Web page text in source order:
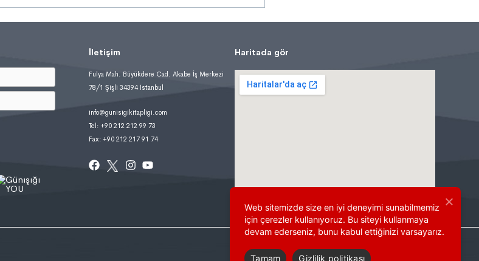
İletişim
Fulya Mah. Büyükdere Cad. Akabe İş Merkezi
78/1 Şişli 34394 İstanbul
info@gunisigikitapligi.com
Tel: +90 212 212 99 73
Fax: +90 212 217 91 74
Haritada gör
Web sitemizde size en iyi deneyimi sunabilmemiz
için çerezler kullanıyoruz. Bu siteyi kullanmaya
devam ederseniz, bunu kabul ettiğinizi varsayarız.
Tamam Gizlilik politikası